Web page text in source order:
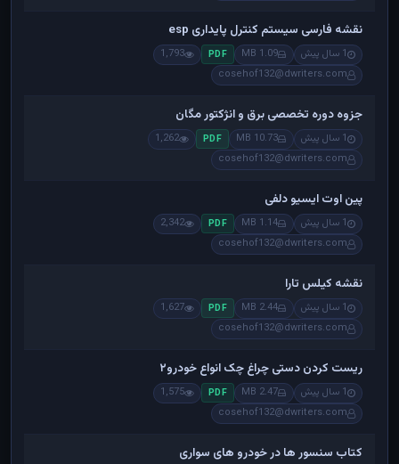
نقشه فارسی سیستم کنترل پایداری esp
1 سال پیش 1.09 MB
PDF
1,793
cosehof132@dwriters.com
جزوه دوره تخصصی برق و انژکتور مگان
1 سال پیش 10.73 MB
PDF
1,262
cosehof132@dwriters.com
پین اوت ایسیو دلفی
1 سال پیش 1.14 MB
PDF
2,342
cosehof132@dwriters.com
نقشه کیلس تارا
1 سال پیش 2.44 MB
PDF
1,627
cosehof132@dwriters.com
ریست کردن دستی چراغ چک انواع خودرو۲
1 سال پیش 2.47 MB
PDF
1,575
cosehof132@dwriters.com
کتاب سنسور ها در خودرو های سواری